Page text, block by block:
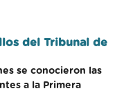
del Tribunal de
se conocieron las
a la Primera